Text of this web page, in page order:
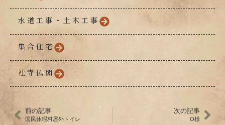
水道工事・土木工事
集合住宅
社寺仏閣
前の記事
国民休暇村屋外トイレ
次の記事
O様